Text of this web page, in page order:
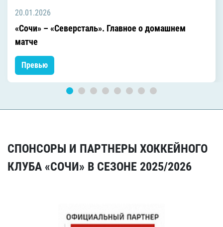
20.01.2026
«Сочи» – «Северсталь». Главное о домашнем
матче
Превью
СПОНСОРЫ И ПАРТНЕРЫ ХОККЕЙНОГО
КЛУБА «СОЧИ» В СЕЗОНЕ 2025/2026